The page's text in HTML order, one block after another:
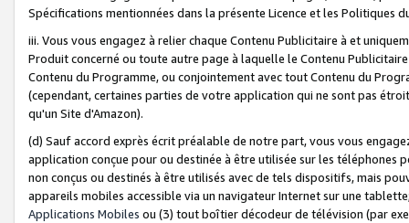
Spécifications mentionnées dans la présente Licence et les Politiques
iii. Vous vous engagez à relier chaque Contenu Publicitaire à et
Produit concerné ou toute autre page à laquelle le Contenu
Contenu du Programme, ou conjointement avec tout Contenu du
(cependant, certaines parties de votre application qui ne sont pas
qu'un Site d'Amazon).
(d) Sauf accord exprès écrit préalable de notre part, vous vous
application conçue pour ou destinée à être utilisée sur les téléphones
non conçus ou destinés à être utilisés avec de tels dispositifs, mais
appareils mobiles accessible via un navigateur Internet sur une
Applications Mobiles ou (3) tout boîtier décodeur de télévision (par